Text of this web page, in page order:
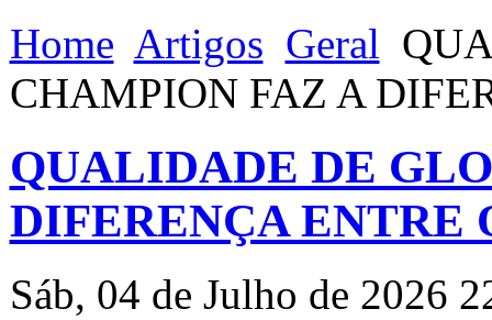
Home Artigos Geral
CHAMPION FAZ A
QUALIDADE DE
DIFERENÇA ENTRE
Sáb, 04 de Julho de 2026